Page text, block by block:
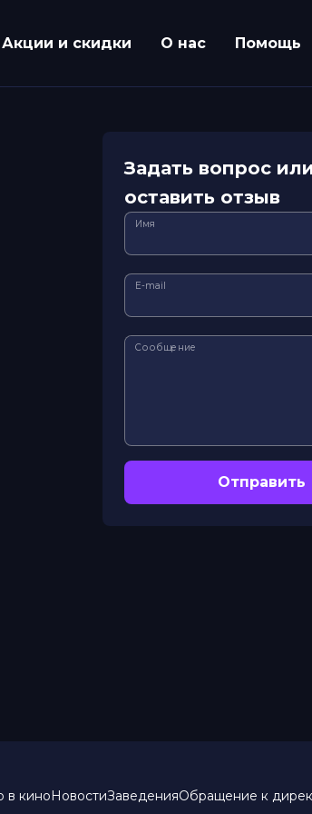
Акции и скидки О нас Помощь
Задать вопрос
оставить отзыв
Имя
E-mail
Сообщение
Отправить
в киноНовостиЗаведенияОбращение к